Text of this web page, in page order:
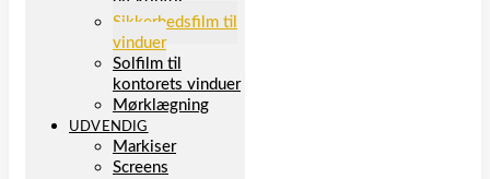
Sikkerhedsfilm til
vinduer
Solfilm til
kontorets vinduer
Mørklægning
UDVENDIG
Markiser
Screens